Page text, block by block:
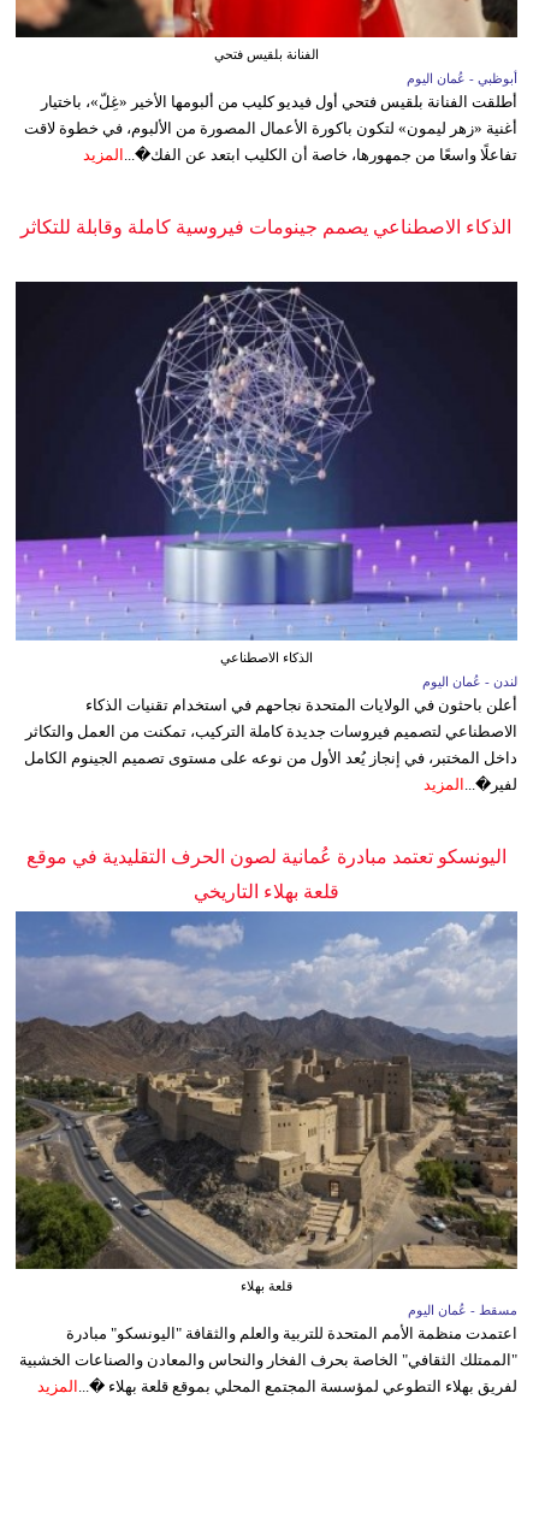
الفنانة بلقيس فتحي
أبوظبي - عُمان اليوم
أطلقت الفنانة بلقيس فتحي أول فيديو كليب من ألبومها الأخير «غِلّ»، باختيار
أغنية «زهر ليمون» لتكون باكورة الأعمال المصورة من الألبوم، في خطوة لاقت
تفاعلًا واسعًا من جمهورها، خاصة أن الكليب ابتعد عن الفك�...
المزيد
الذكاء الاصطناعي يصمم جينومات فيروسية كاملة وقابلة للتكاثر
الذكاء الاصطناعي
لندن - عُمان اليوم
أعلن باحثون في الولايات المتحدة نجاحهم في استخدام تقنيات الذكاء
الاصطناعي لتصميم فيروسات جديدة كاملة التركيب، تمكنت من العمل والتكاثر
داخل المختبر، في إنجاز يُعد الأول من نوعه على مستوى تصميم الجينوم الكامل
لفير�... المزيد
اليونسكو تعتمد مبادرة عُمانية لصون الحرف التقليدية في موقع
قلعة بهلاء التاريخي
قلعة بهلاء
مسقط - عُمان اليوم
اعتمدت منظمة الأمم المتحدة للتربية والعلم والثقافة "اليونسكو" مبادرة
"الممتلك الثقافي" الخاصة بحرف الفخار والنحاس والمعادن والصناعات الخشبية
لفريق بهلاء التطوعي لمؤسسة المجتمع المحلي بموقع قلعة بهلاء �... المزيد